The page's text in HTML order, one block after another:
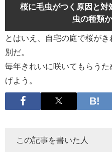
桜に毛虫がつく原因と
虫の種類
とはいえ、自宅の庭で桜が
別だ。
毎年きれいに咲いてもらう
げよう。
この記事を書いた人